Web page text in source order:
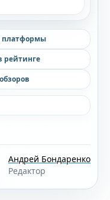
платформы
рейтинге
Андрей Бондаренко
Редактор